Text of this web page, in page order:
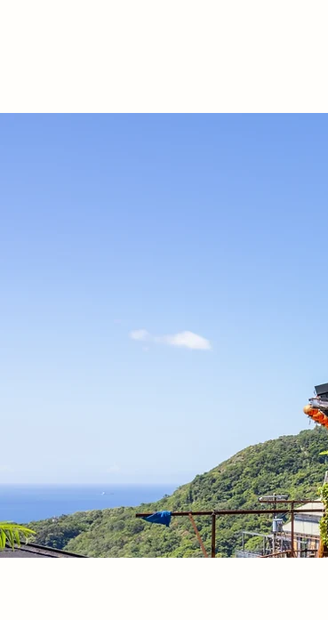
品味台灣的愜意日常。